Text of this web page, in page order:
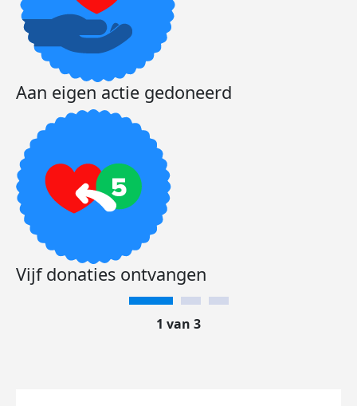
Aan eigen actie gedoneerd
Vijf donaties ontvangen
1 van 3